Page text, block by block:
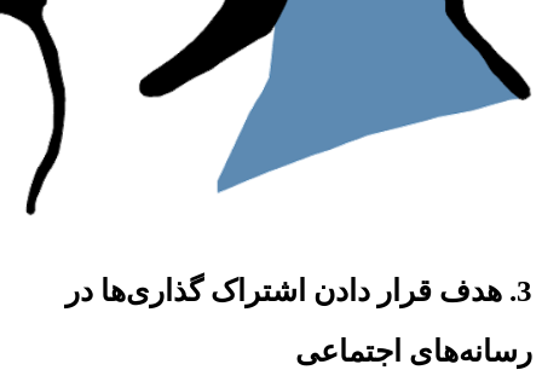
3. هدف قرار دادن اشتراک گذاری‌ها در
رسانه‌های اجتماعی